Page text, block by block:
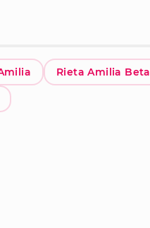
Rieta Amilia Beta